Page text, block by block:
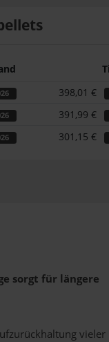
398,01 €
391,99 €
301,15 €
sorgt für längere
vieler